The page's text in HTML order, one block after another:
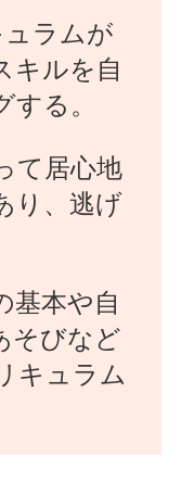
ラムが
キルを自
る。
て居心地
り、逃げ
基本や自
そびなど
キュラム